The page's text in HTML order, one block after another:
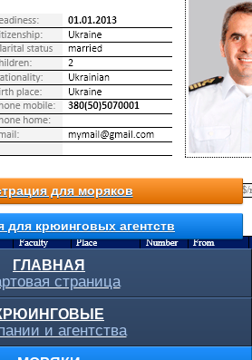
для моряков
для крюинговых агентств
ГЛАВНАЯ
страница
и агентства